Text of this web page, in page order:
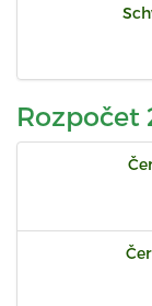
Rozpočet